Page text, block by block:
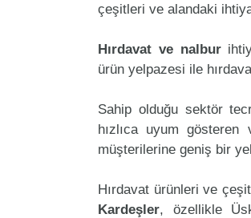
çeşitleri ve alandaki
Hırdavat ve nalbur
ürün yelpazesi ile
Sahip olduğu sektör
hızlıca uyum
müşterilerine geniş bir
Hırdavat ürünleri ve
Kardeşler, özellikle